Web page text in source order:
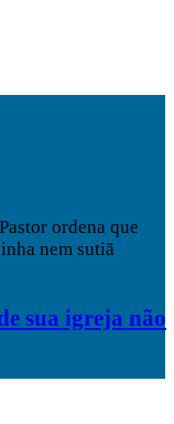
Pastor ordena que
nem sutiã
sua igreja não